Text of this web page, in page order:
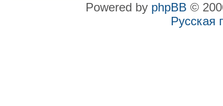
Powered by phpBB ©
Русская